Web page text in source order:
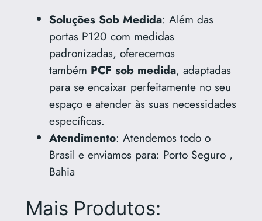
Soluções Sob Medida: Além das
portas P120 com medidas
padronizadas, oferecemos
também PCF sob medida, adaptadas
para se encaixar perfeitamente no seu
espaço e atender às suas necessidades
específicas.
Atendimento: Atendemos todo o
Brasil e enviamos para: Porto Seguro ,
Bahia
Mais Produtos: